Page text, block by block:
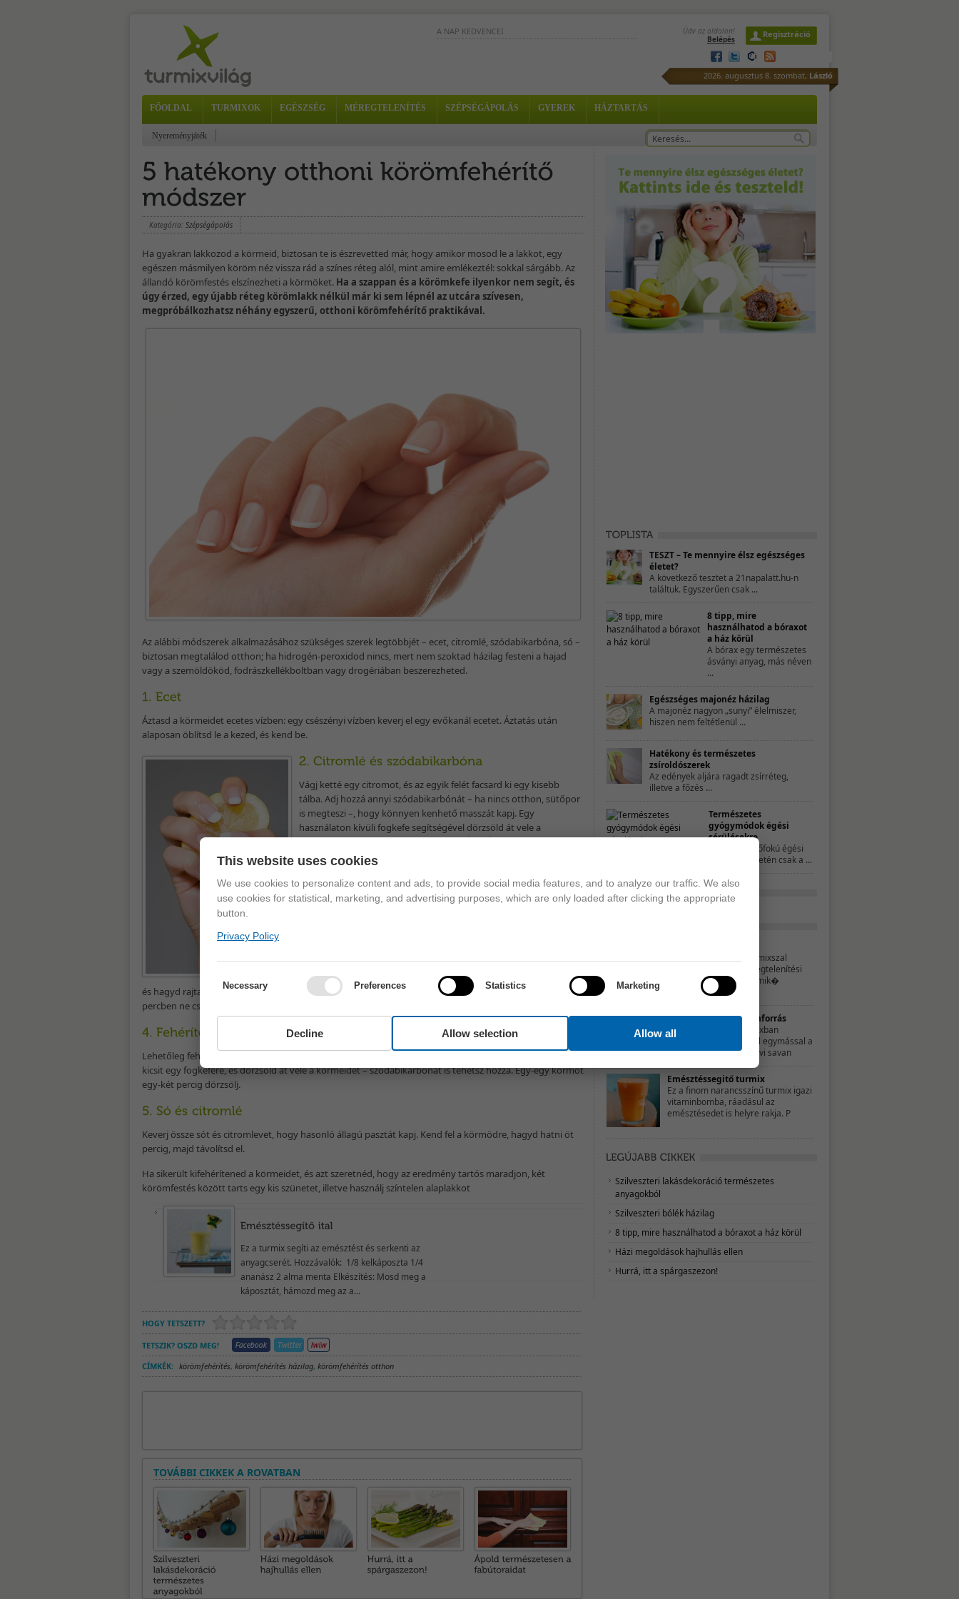
A NAP KEDVENCEI
Az alma és a vízitorma párosítása pikáns ízeket
eredményez, amelyet a paprika magas
vitamintartalma tökéletesít....
(élőflórás) - 75 ml víz - 1 tk...
Üdv az oldalon!
Belépés
Regisztráció
2026. augusztus 8. szombat, László
FŐOLDAL TURMIXOK EGÉSZSÉG MÉREGTELENÍTÉS SZÉPSÉGÁPOLÁS GYEREK HÁZTARTÁS
Nyereményjáték
Kategória: Szépségápolás
Ha gyakran lakkozod a körmeid, biztosan te is észrevetted már, hogy amikor mosod le a lakkot, egy
egészen másmilyen köröm néz vissza rád a színes réteg alól, mint amire emlékeztél: sokkal sárgább. Az
állandó körömfestés elszínezheti a körmöket. Ha a szappan és a körömkefe ilyenkor nem segít, és
úgy érzed, egy újabb réteg körömlakk nélkül már ki sem lépnél az utcára szívesen,
megpróbálkozhatsz néhány egyszerű, otthoni körömfehérítő praktikával.
Az alábbi módszerek alkalmazásához szükséges szerek legtöbbjét – ecet, citromlé, szódabikarbóna, só –
biztosan megtalálod otthon; ha hidrogén-peroxidod nincs, mert nem szoktad házilag festeni a hajad
vagy a szemöldököd, fodrászkellékboltban vagy drogériában beszerezheted.
Áztasd a körmeidet ecetes vízben: egy csészényi vízben keverj el egy evőkanál ecetet. Áztatás után
alaposan öblítsd le a kezed, és kend be.
Vágj ketté egy citromot, és az egyik felét facsard ki egy kisebb
tálba. Adj hozzá annyi szódabikarbónát – ha nincs otthon, sütőpor
is megteszi –, hogy könnyen kenhető masszát kapj. Egy
használaton kívüli fogkefe segítségével dörzsöld át vele a
körmödet, majd alaposan öblítsd le.Akár már egyetlen
használattal is tapasztalhatsz különbséget,
pár nap múlva.
fentiekhez hasonlóan képezz a két anyagból kenhető masszát,
majd egy fültisztító pálcika segítségével fedd be vele a körmöket,
és hagyd rajta három percig. Vigyázz, mert a massza könnyen lecsusszan róla, így ebben a három
percben ne csinálj semmit. Végül dörzsöld le a pasztát egy körömkefével vagy fogkefével.
Lehetőleg fehér, kis szemcsékkel rendelkező, és ne színes, zselé állagú fogkrémet használj. Nyomj egy
kicsit egy fogkefére, és dörzsöld át vele a körmeidet – szódabikarbónát is tehetsz hozzá. Egy-egy körmöt
egy-két percig dörzsölj.
Keverj össze sót és citromlevet, hogy hasonló állagú pasztát kapj. Kend fel a körmödre, hagyd hatni öt
percig, majd távolítsd el.
Ha sikerült kifehérítened a körmeidet, és azt szeretnéd, hogy az eredmény tartós maradjon, két
körömfestés között tarts egy kis szünetet, illetve használj színtelen alaplakkot
Ez a turmix segíti az emésztést és serkenti az
anyagcserét. Hozzávalók: 1/8 kelkáposzta 1/4
ananász 2 alma menta Elkészítés: Mosd meg a
káposztát, hámozd meg az a...
HOGY TETSZETT?
TETSZIK? OSZD MEG!
CÍMKÉK: körömfehérítés, körömfehérítés házilag, körömfehérítés otthon
TOVÁBBI CIKKEK A ROVATBAN
TESZT – Te mennyire élsz egészséges
életet?
A következő tesztet a 21napalatt.hu-n
találtuk. Egyszerűen csak ...
8 tipp, mire
használhatod a bóraxot
a ház körül
A bórax egy természetes
ásványi anyag, más néven
...
Egészséges majonéz házilag
A majonéz nagyon „sunyi” élelmiszer,
hiszen nem feltétlenül ...
Hatékony és természetes
zsíroldószerek
Az edények aljára ragadt zsírréteg,
illetve a főzés ...
Természetes
gyógymódok égési
sérülésekre
A kisebb, elsőfokú égési
sérülések esetén csak a ...
Ezzel a bordó színű turmixszal
hozzájárulhatsz a méregtelenítési
folyamatok sikeréhez, mik�
Édes-savanyú vitaminforrás
Ebben a zamatos turmixban
tökéletesen harmonizál egymással a
sárgarépa édes íze a kivi savan
Emésztéssegitő turmix
Ez a finom narancsszínű turmix igazi
vitaminbomba, ráadásul az
emésztésedet is helyre rakja. P
Szilveszteri lakásdekoráció természetes
anyagokból
Szilveszteri bólék házilag
8 tipp, mire használhatod a bóraxot a ház körül
Házi megoldások hajhullás ellen
Hurrá, itt a spárgaszezon!
This website uses cookies
We use cookies to personalize content and ads, to provide social media features, and to analyze our traffic. We also
use cookies for statistical, marketing, and advertising purposes, which are only loaded after clicking the appropriate
button.
Privacy Policy
Necessary Preferences Statistics Marketing
Decline Allow selection Allow all